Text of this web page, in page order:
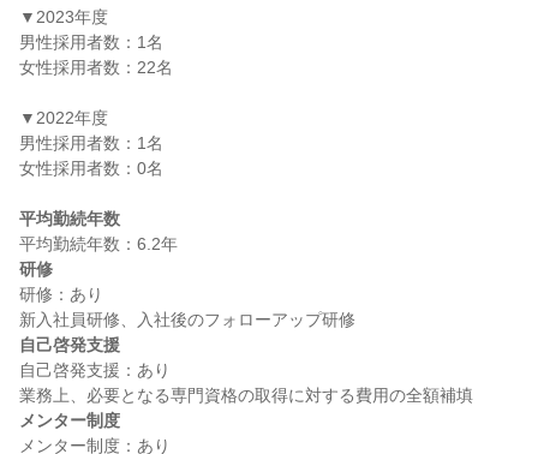
▼2023年度
男性採用者数：1名
女性採用者数：22名
▼2022年度
男性採用者数：1名
女性採用者数：0名
平均勤続年数
研修
研修：あり
自己啓発支援
自己啓発支援：あり
メンター制度